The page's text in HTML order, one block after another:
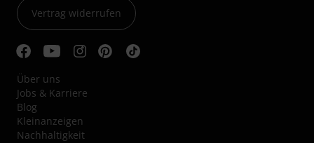
Vertrag widerrufen
Über uns
Jobs & Karriere
Blog
Kleinanzeigen
Nachhaltigkeit